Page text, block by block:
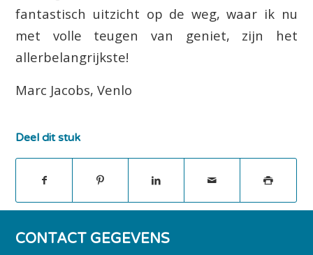
fantastisch uitzicht op de weg, waar ik nu
met volle teugen van geniet, zijn het
allerbelangrijkste!
Marc Jacobs, Venlo
Deel dit stuk
CONTACT GEGEVENS